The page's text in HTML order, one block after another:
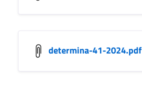
determina-41-2024.pdf